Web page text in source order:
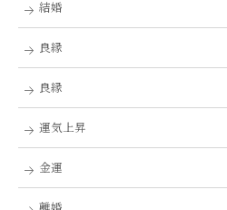
結婚
良縁
良縁
運気上昇
金運